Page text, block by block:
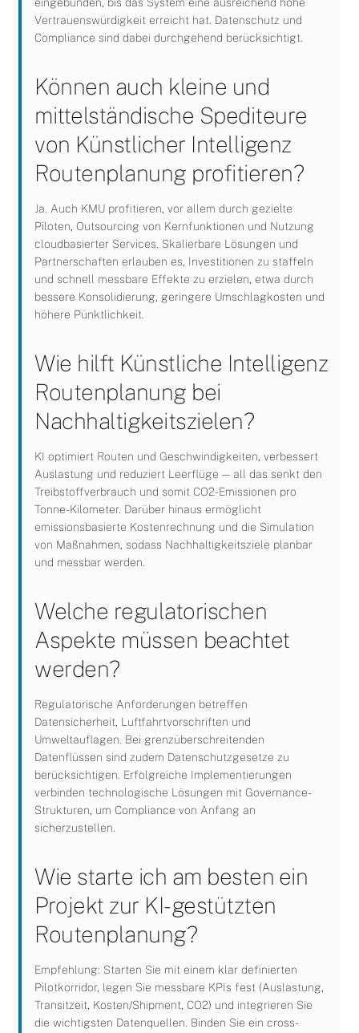
eingebunden, bis das System eine ausreichend hohe
Vertrauenswürdigkeit erreicht hat. Datenschutz und
Compliance sind dabei durchgehend berücksichtigt.
Können auch kleine und
mittelständische Spediteure
von Künstlicher Intelligenz
Routenplanung profitieren?
Ja. Auch KMU profitieren, vor allem durch gezielte
Piloten, Outsourcing von Kernfunktionen und Nutzung
cloudbasierter Services. Skalierbare Lösungen und
Partnerschaften erlauben es, Investitionen zu staffeln
und schnell messbare Effekte zu erzielen, etwa durch
bessere Konsolidierung, geringere Umschlagkosten und
höhere Pünktlichkeit.
Wie hilft Künstliche Intelligenz
Routenplanung bei
Nachhaltigkeitszielen?
KI optimiert Routen und Geschwindigkeiten, verbessert
Auslastung und reduziert Leerflüge — all das senkt den
Treibstoffverbrauch und somit CO2-Emissionen pro
Tonne-Kilometer. Darüber hinaus ermöglicht
emissionsbasierte Kostenrechnung und die Simulation
von Maßnahmen, sodass Nachhaltigkeitsziele planbar
und messbar werden.
Welche regulatorischen
Aspekte müssen beachtet
werden?
Regulatorische Anforderungen betreffen
Datensicherheit, Luftfahrtvorschriften und
Umweltauflagen. Bei grenzüberschreitenden
Datenflüssen sind zudem Datenschutzgesetze zu
berücksichtigen. Erfolgreiche Implementierungen
verbinden technologische Lösungen mit Governance-
Strukturen, um Compliance von Anfang an
sicherzustellen.
Wie starte ich am besten ein
Projekt zur KI-gestützten
Routenplanung?
Empfehlung: Starten Sie mit einem klar definierten
Pilotkorridor, legen Sie messbare KPIs fest (Auslastung,
Transitzeit, Kosten/Shipment, CO2) und integrieren Sie
die wichtigsten Datenquellen. Binden Sie ein cross-